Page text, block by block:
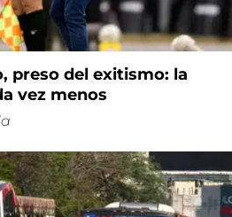
preso del exitismo: la
vez menos